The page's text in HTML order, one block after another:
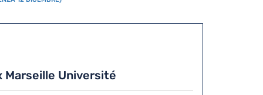
Marseille Université